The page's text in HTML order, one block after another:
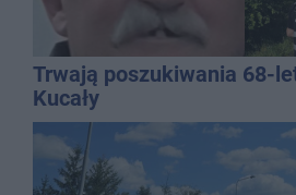
Trwają poszukiwania 68-
Kucały